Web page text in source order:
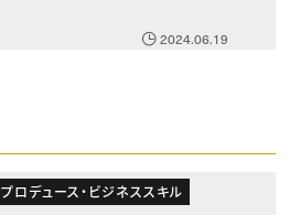
2024.06.19
プロデュース・ビジネススキル